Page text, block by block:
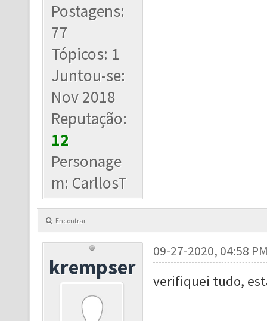
Postagens:
77
Tópicos: 1
Juntou-se:
Nov 2018
Reputação:
12
Personage
m: CarllosT
Encontrar
krempser
09-27-2020, 04:58
verifiquei tudo,